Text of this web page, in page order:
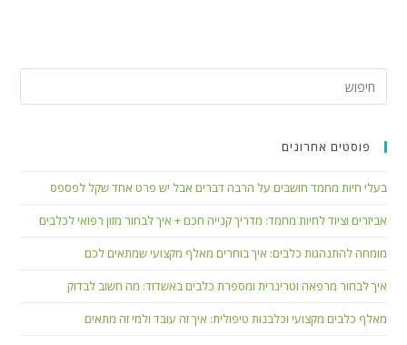
פוסטים אחרונים
בעלי חיות מחמד חושבים על הרבה דברים אבל יש פרט אחד שקל לפספס
אביזרים וציוד לחיות מחמד: מדריך קנייה חכם + איך לבחור מזון רפואי לכלבים
מומחה להתנהגות כלבים: איך בוחרים מאלף מקצועי שמתאים לכם
איך לבחור מרפאה וטרינרית ומספרת כלבים באשדוד: מה חשוב לבדוק
מאלף כלבים מקצועי וכלבנות טיפולית: איך זה עובד ולמי זה מתאים